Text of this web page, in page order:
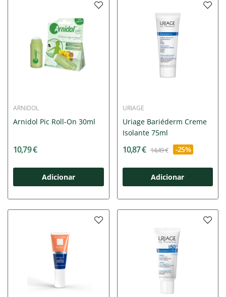
ARNIDOL
Arnidol Pic Roll-On 30ml
10,79 €
Adicionar
URIAGE
Uriage Bariéderm Creme
Isolante 75ml
10,87 € 14,49 € -25%
Adicionar